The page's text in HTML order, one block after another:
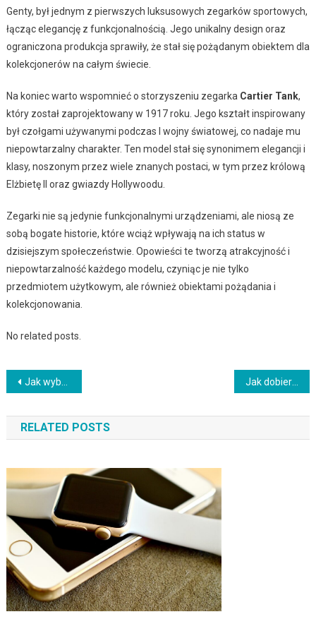
Genty, był jednym z pierwszych luksusowych zegarków sportowych,
łącząc elegancję z funkcjonalnością. Jego unikalny design oraz
ograniczona produkcja sprawiły, że stał się pożądanym obiektem dla
kolekcjonerów na całym świecie.
Na koniec warto wspomnieć o storzyszeniu zegarka Cartier Tank,
który został zaprojektowany w 1917 roku. Jego kształt inspirowany
był czołgami używanymi podczas I wojny światowej, co nadaje mu
niepowtarzalny charakter. Ten model stał się synonimem elegancji i
klasy, noszonym przez wiele znanych postaci, w tym przez królową
Elżbietę II oraz gwiazdy Hollywoodu.
Zegarki nie są jedynie funkcjonalnymi urządzeniami, ale niosą ze
sobą bogate historie, które wciąż wpływają na ich status w
dzisiejszym społeczeństwie. Opowieści te tworzą atrakcyjność i
niepowtarzalność każdego modelu, czyniąc je nie tylko
przedmiotem użytkowym, ale również obiektami pożądania i
kolekcjonowania.
No related posts.
Nawigacja
wpisu
Jak wybrać zegarek dla mężczyzny: Poradnik dla kobiet Jak dobierać i nosić modne okulary korekcyjne
RELATED POSTS